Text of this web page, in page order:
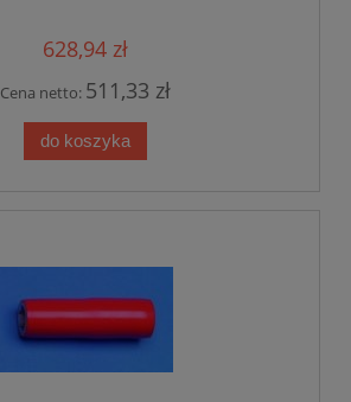
628,94 zł
Cena netto: 511,33 zł
do koszyka